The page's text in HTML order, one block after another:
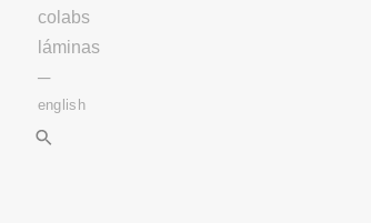
colabs
láminas
─
english